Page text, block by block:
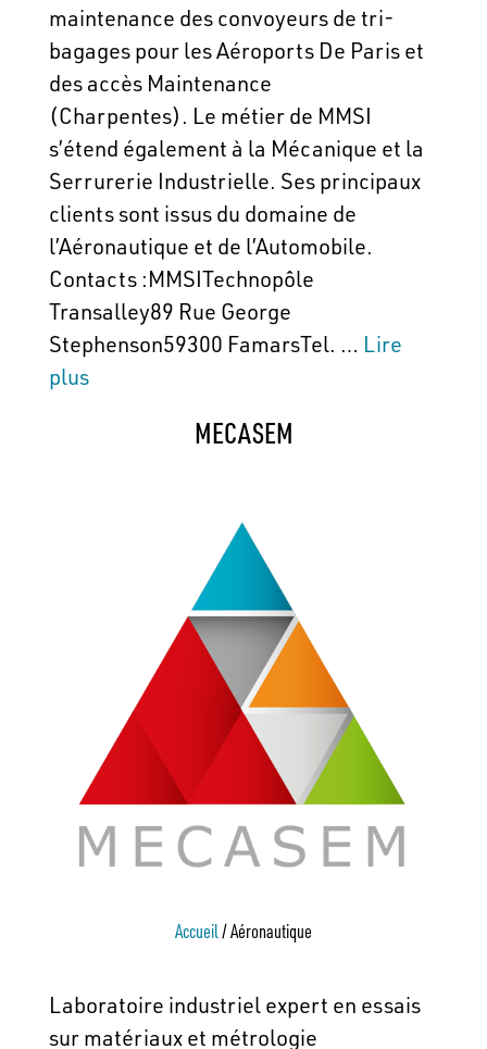
maintenance des convoyeurs de tri-
bagages pour les Aéroports De Paris et
des accès Maintenance
(Charpentes). Le métier de MMSI
s’étend également à la Mécanique et la
Serrurerie Industrielle. Ses principaux
clients sont issus du domaine de
l’Aéronautique et de l’Automobile.
Contacts :MMSITechnopôle
Transalley89 Rue George
Stephenson59300 FamarsTel. … Lire
plus
MECASEM
Accueil/Aéronautique
Laboratoire industriel expert en essais
sur matériaux et métrologie